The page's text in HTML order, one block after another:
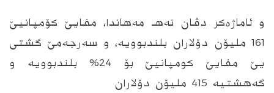
و ئاماژه‌كر دڤان نه‌هـ مه‌هاندا، مفایێ كۆمپانیێ
161 ملیۆن دۆلاران بلندبوویه‌، و سه‌رجه‌مێ گشتى
یێ مفایێ كومپانیێ بۆ 24% بلندبوویه‌ و
گه‌هشتیه‌ 415 ملیۆن دۆلاران